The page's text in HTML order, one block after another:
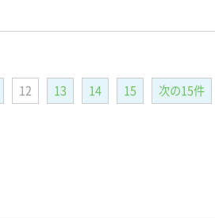
12 13 14 15 次の15件